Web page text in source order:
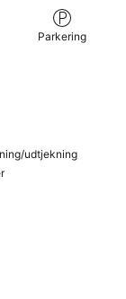
Parkering
udtjekning